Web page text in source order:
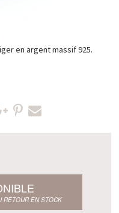
en argent massif 925.
RETOUR EN STOCK